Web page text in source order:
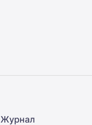
Журнал